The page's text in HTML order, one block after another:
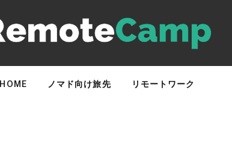
HOME ノマド向け旅先 リモートワーク